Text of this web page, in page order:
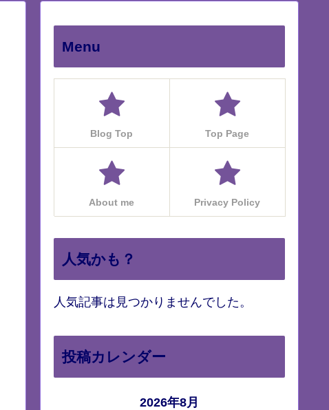
Menu
Blog Top Top Page
About me Privacy Policy
人気かも？
人気記事は見つかりませんでした。
投稿カレンダー
2026年8月